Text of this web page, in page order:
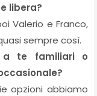
libera?
Valerio e Franco,
sempre così.
a te familiari o
opzioni abbiamo